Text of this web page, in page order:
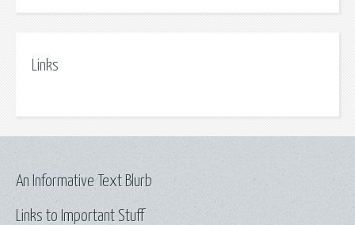
Links
Links to Important Stuff
An Informative Text Blurb